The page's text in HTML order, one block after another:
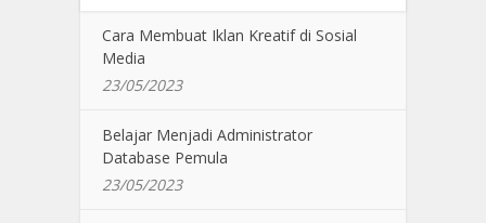
Cara Membuat Iklan Kreatif di Sosial
Media
23/05/2023
Belajar Menjadi Administrator
Database Pemula
23/05/2023